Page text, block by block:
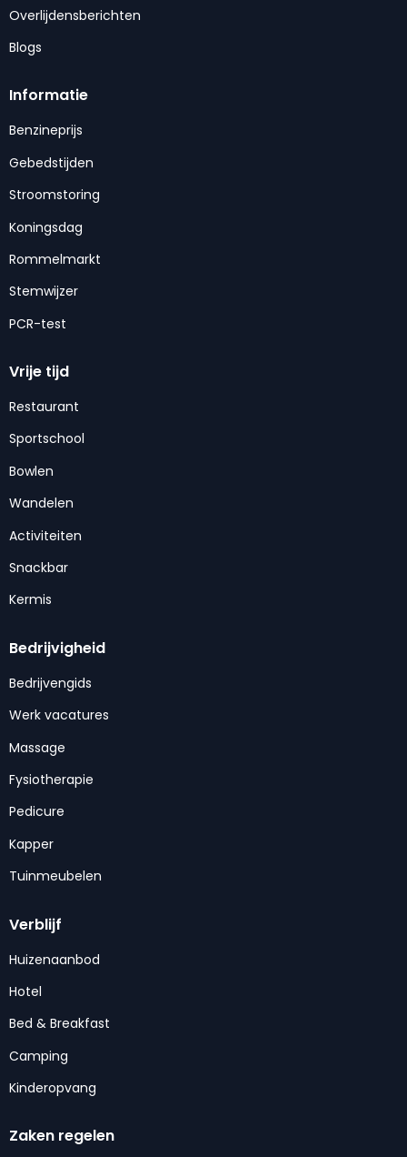
Overlijdensberichten
Blogs
Informatie
Benzineprijs
Gebedstijden
Stroomstoring
Koningsdag
Rommelmarkt
Stemwijzer
PCR-test
Vrije tijd
Restaurant
Sportschool
Bowlen
Wandelen
Activiteiten
Snackbar
Kermis
Bedrijvigheid
Bedrijvengids
Werk vacatures
Massage
Fysiotherapie
Pedicure
Kapper
Tuinmeubelen
Verblijf
Huizenaanbod
Hotel
Bed & Breakfast
Camping
Kinderopvang
Zaken regelen